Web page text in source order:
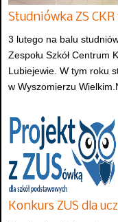
Studniówka ZS
3 lutego na balu
Zespołu Szkół Centrum
Lubiejewie. W tym roku
w Wyszomierzu
Konkurs ZUS dla